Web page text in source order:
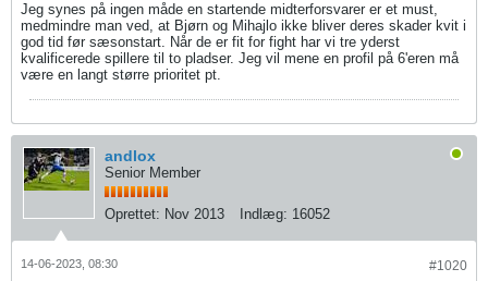
Jeg synes på ingen måde en startende midterforsvarer er et must,
medmindre man ved, at Bjørn og Mihajlo ikke bliver deres skader kvit i
god tid før sæsonstart. Når de er fit for fight har vi tre yderst
kvalificerede spillere til to pladser. Jeg vil mene en profil på 6'eren må
være en langt større prioritet pt.
andlox
Senior Member
Oprettet: Nov 2013 Indlæg: 16052
#1020
14-06-2023, 08:30